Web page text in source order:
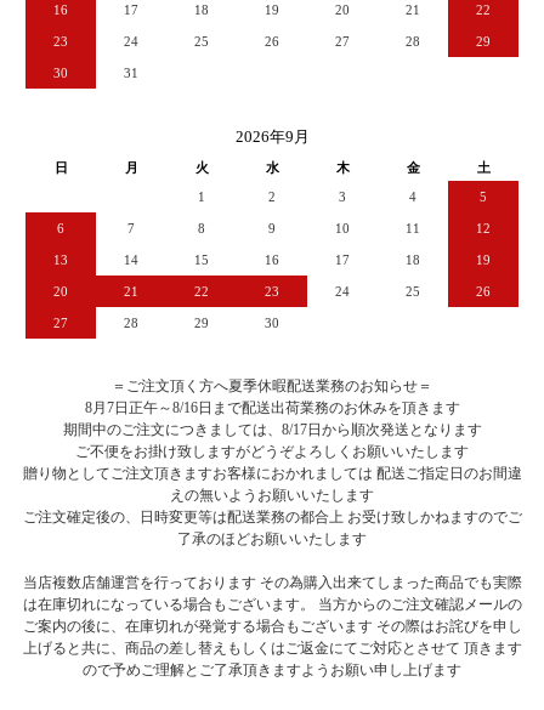
16 17 18 19 20 21 22
23 24 25 26 27 28 29
30 31
2026年9月
日 月 火 水 木 金
土
1
2 3 4 5
6 7 8 9 10 11 12
13 14 15 16 17 18 19
20 21 22 23 24 25 26
27 28 29 30
＝ご注文頂く方へ夏季休暇配送業務のお知らせ＝
8月7日正午～8/16日まで配送出荷業務のお休みを頂きます
期間中のご注文につきましては、8/17日から順次発送となります
ご不便をお掛け致しますがどうぞよろしくお願いいたします
贈り物としてご注文頂きますお客様におかれましては 配送ご指定日のお間違
えの無いようお願いいたします
ご注文確定後の、日時変更等は配送業務の都合上 お受け致しかねますのでご
了承のほどお願いいたします
当店複数店舗運営を行っております その為購入出来てしまった商品でも実際
は在庫切れになっている場合もございます。 当方からのご注文確認メールの
ご案内の後に、在庫切れが発覚する場合もございます その際はお詫びを申し
上げると共に、商品の差し替えもしくはご返金にてご対応とさせて 頂きます
ので予めご理解とご了承頂きますようお願い申し上げます